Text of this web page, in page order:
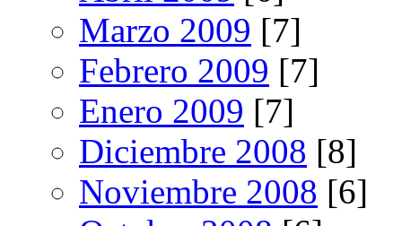
Marzo 2009 [7]
Febrero 2009 [7]
Enero 2009 [7]
Diciembre 2008 [8]
Noviembre 2008 [6]